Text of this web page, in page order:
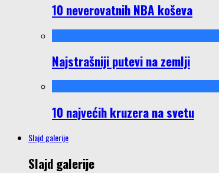
10 neverovatnih NBA koševa
Najstrašniji putevi na zemlji
10 najvećih kruzera na svetu
Slajd galerije
Slajd galerije